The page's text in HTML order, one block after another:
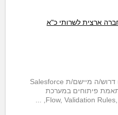
ארצית לשרותי כ"א
לארגון ממשלתי מוביל בירושלים דרוש/ה מיישם/ת Salesforce
פיתוחים במערכת